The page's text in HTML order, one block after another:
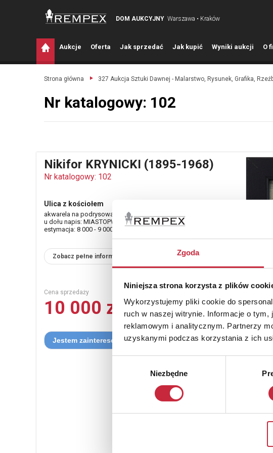
Zgoda
Niniejsza strona korzysta z plików
Wykorzystujemy pliki cookie do
ruch w naszej witrynie. Informacje o
reklamowym i analitycznym. Partnerzy
uzyskanymi podczas korzystania z ich
Niezbędne
DOM AUKCYJNY Warszawa • Kraków
Aukcje Oferta Jak sprzedać Jak kupić Wyniki aukcji O
Strona główna 327 Aukcja Sztuki Dawnej - Malarstwo, Rysunek, Grafika,
Nr katalogowy: 102
Nikifor KRYNICKI (1895-1968)
Nr katalogowy: 102
Ulica z kościołem
akwarela na podrysowaniu ołówkiem, papier; 21 x 30 cm;
u dołu napis: MIASTOPWIATROSYTASEŁOULICAMIODWARU
estymacja: 8 000 - 9 000 zł
Zobacz pełne informacje
Cena sprzedaży
10 000 zł